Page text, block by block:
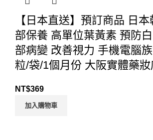
【日本直送】預訂商品 日
部保養 高單位葉黃素 預防
部病變 改善視力 手機電腦
粒/袋/1個月份 大阪實體藥妝
NT$369
加入購物車